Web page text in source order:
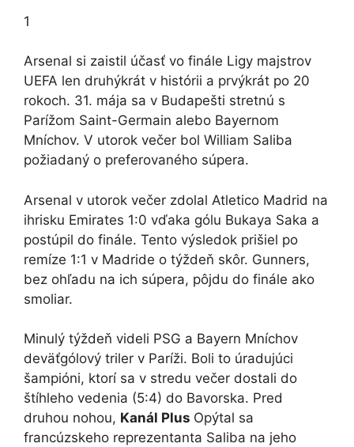
1
Arsenal si zaistil účasť vo finále Ligy majstrov
UEFA len druhýkrát v histórii a prvýkrát po 20
rokoch. 31. mája sa v Budapešti stretnú s
Parížom Saint-Germain alebo Bayernom
Mníchov. V utorok večer bol William Saliba
požiadaný o preferovaného súpera.
Arsenal v utorok večer zdolal Atletico Madrid na
ihrisku Emirates 1:0 vďaka gólu Bukaya Saka a
postúpil do finále. Tento výsledok prišiel po
remíze 1:1 v Madride o týždeň skôr. Gunners,
bez ohľadu na ich súpera, pôjdu do finále ako
smoliar.
Minulý týždeň videli PSG a Bayern Mníchov
deväťgólový triler v Paríži. Boli to úradujúci
šampióni, ktorí sa v stredu večer dostali do
štíhleho vedenia (5:4) do Bavorska. Pred
druhou nohou, Kanál Plus Opýtal sa
francúzskeho reprezentanta Saliba na jeho